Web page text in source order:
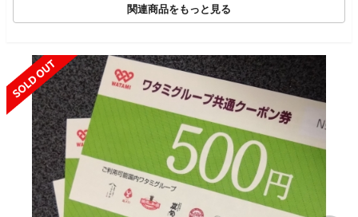
関連商品をもっと見る
SOLD OUT